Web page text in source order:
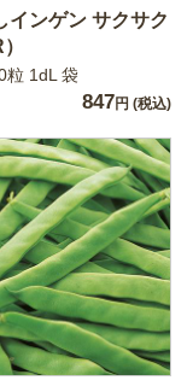
インゲン サクサク
粒 1dL 袋
847円 (税込)